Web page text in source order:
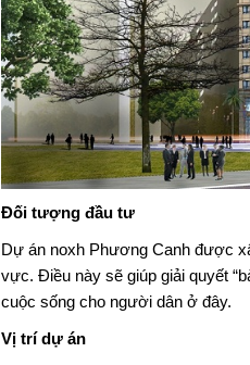
Đối tượng đầu tư
Dự án noxh Phương Canhđược
vực. Điều này sẽ giúp giải quyết
cuộc sống cho người dân ở đây.
Vị trí dự án